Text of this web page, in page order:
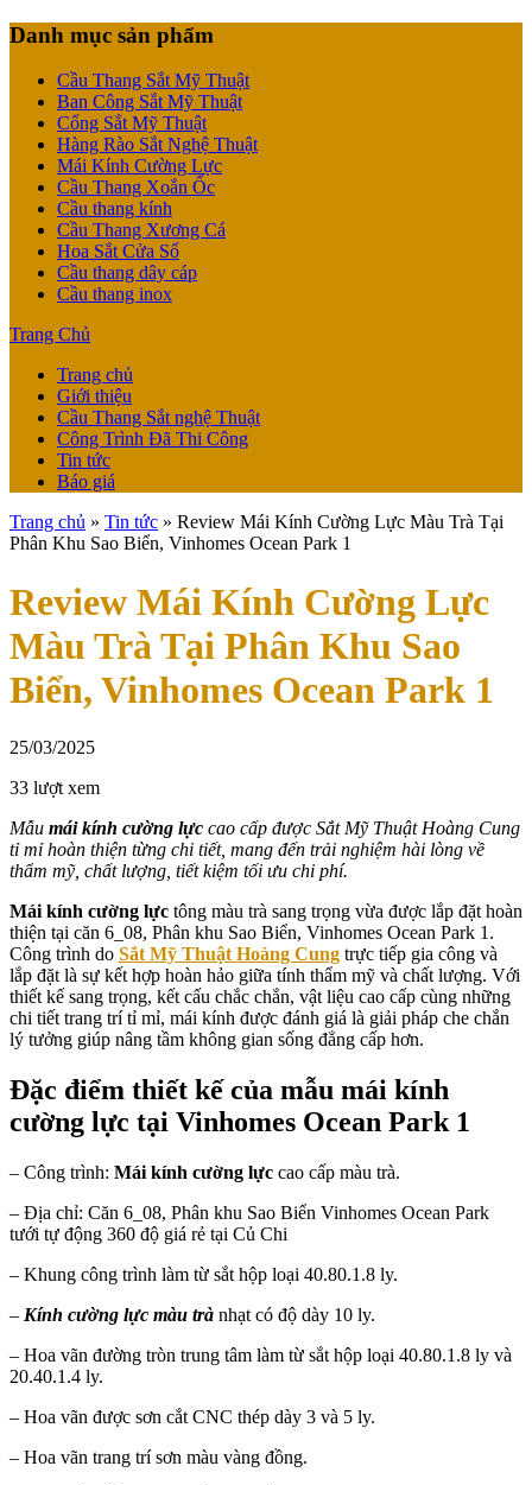
Danh mục sản phẩm
Cầu Thang Sắt Mỹ Thuật
Ban Công Sắt Mỹ Thuật
Cổng Sắt Mỹ Thuật
Hàng Rào Sắt Nghệ Thuật
Mái Kính Cường Lực
Cầu Thang Xoắn Ốc
Cầu thang kính
Cầu Thang Xương Cá
Hoa Sắt Cửa Sổ
Cầu thang dây cáp
Cầu thang inox
Trang Chủ
Trang chủ
Giới thiệu
Cầu Thang Sắt nghệ Thuật
Công Trình Đã Thi Công
Tin tức
Báo giá
Trang chủ » Tin tức » Review Mái Kính Cường Lực Màu Trà Tại
Phân Khu Sao Biển, Vinhomes Ocean Park 1
Review Mái Kính Cường Lực
Màu Trà Tại Phân Khu Sao
Biển, Vinhomes Ocean Park 1
25/03/2025
33 lượt xem
Mẫu mái kính cường lực cao cấp được Sắt Mỹ Thuật Hoàng Cung
tỉ mỉ hoàn thiện từng chi tiết, mang đến trải nghiệm hài lòng về
thẩm mỹ, chất lượng, tiết kiệm tối ưu chi phí.
Mái kính cường lực tông màu trà sang trọng vừa được lắp đặt hoàn
thiện tại căn 6_08, Phân khu Sao Biển, Vinhomes Ocean Park 1.
Công trình do Sắt Mỹ Thuật Hoàng Cung trực tiếp gia công và
lắp đặt là sự kết hợp hoàn hảo giữa tính thẩm mỹ và chất lượng. Với
thiết kế sang trọng, kết cấu chắc chắn, vật liệu cao cấp cùng những
chi tiết trang trí tỉ mỉ, mái kính được đánh giá là giải pháp che chắn
lý tưởng giúp nâng tầm không gian sống đẳng cấp hơn.
Đặc điểm thiết kế của mẫu mái kính
cường lực tại Vinhomes Ocean Park 1
– Công trình: Mái kính cường lực cao cấp màu trà.
– Địa chỉ: Căn 6_08, Phân khu Sao Biển Vinhomes Ocean Park
tưới tự động 360 độ giá rẻ tại Củ Chi
– Khung công trình làm từ sắt hộp loại 40.80.1.8 ly.
– Kính cường lực màu trà nhạt có độ dày 10 ly.
– Hoa vãn đường tròn trung tâm làm từ sắt hộp loại 40.80.1.8 ly và
20.40.1.4 ly.
– Hoa vãn được sơn cắt CNC thép dày 3 và 5 ly.
– Hoa vãn trang trí sơn màu vàng đồng.